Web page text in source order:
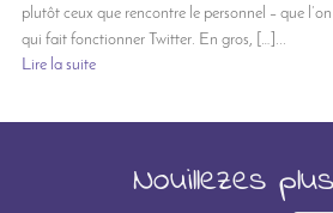
plutôt ceux que rencontre le personnel – que
qui fait fonctionner Twitter. En gros, […]...
Lire la suite
Nouillezes